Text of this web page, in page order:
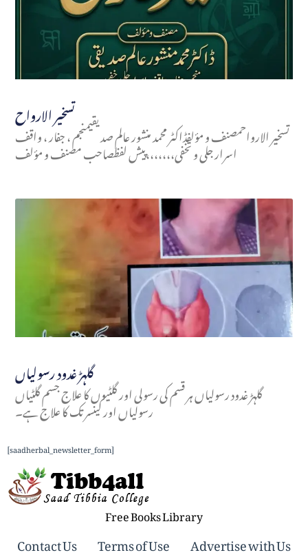
تسخير الارواح
تسخير الارواحمصنف و مؤلفڈاکٹر محمد منشور عالم صدیقیمنجم ، جفار ، واقف
اسرار جلی و تخفی،،،،،،،پیش لفظصاحب مصنف و مؤلف
گلہڑ غدود رسولیاں
گلہڑ غدود رسولیاں ہر قسم کی رسولی اور گلٹیوں کا علاج جسم گلٹیاں
رسولیاں اور کینسر تک کا علاج ہے۔
[saadherbal_newsletter_form]
Free Books Library
Contact Us Terms of Use Advertise with Us